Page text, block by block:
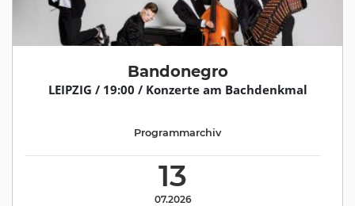
Bandonegro
LEIPZIG / 19:00 / Konzerte am Bachdenkmal
13
07.2026
Programmarchiv